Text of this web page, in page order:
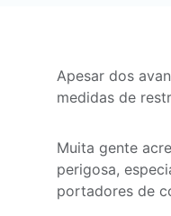
Apesar dos
medidas de
Muita gente
perigosa,
portadores de